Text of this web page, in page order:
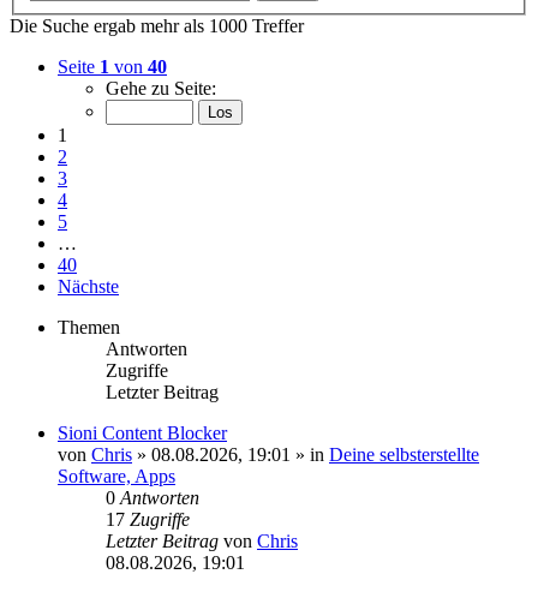
Die Suche ergab mehr als 1000 Treffer
Seite 1 von 40
Gehe zu Seite:
1
2
3
4
5
…
40
Nächste
Themen
Antworten
Zugriffe
Letzter Beitrag
Sioni Content Blocker
von Chris » 08.08.2026, 19:01 » in Deine selbsterstellte
Software, Apps
0Antworten
17 Zugriffe
Letzter Beitrag von Chris
08.08.2026, 19:01